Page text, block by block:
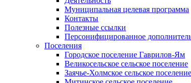
Муниципальная целевая программа
Контакты
Полезные ссылки
Персонифицированное
Поселения
Городское поселение Гаврилов-Ям
Великосельское сельское поселение
Заячье-Холмское сельское поселение